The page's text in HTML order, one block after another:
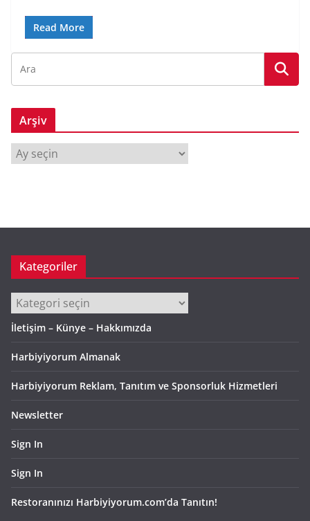
Read More
Arşiv
r
Kategoriler
Kategoriler
İletişim – Künye – Hakkımızda
Harbiyiyorum Almanak
Harbiyiyorum Reklam, Tanıtım ve Sponsorluk Hizmetleri
Newsletter
Sign In
Sign In
Restoranınızı Harbiyiyorum.com’da Tanıtın!